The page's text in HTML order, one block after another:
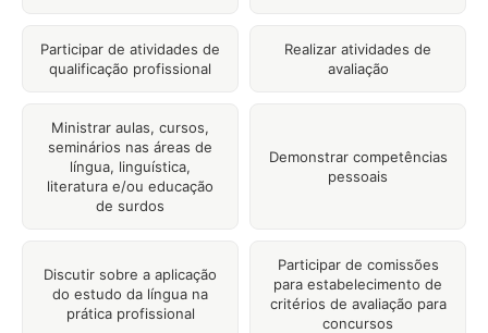
Participar de atividades de
qualificação profissional
Realizar atividades de
avaliação
Ministrar aulas, cursos,
seminários nas áreas de
língua, linguística,
literatura e/ou educação
de surdos
Demonstrar competências
pessoais
Discutir sobre a aplicação
do estudo da língua na
prática profissional
Participar de comissões
para estabelecimento de
critérios de avaliação para
concursos